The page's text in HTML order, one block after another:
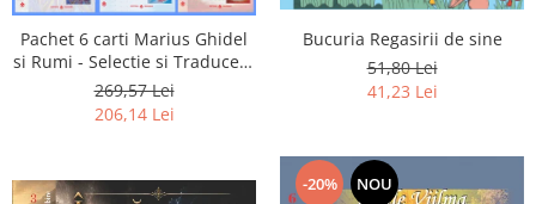
Pachet 6 carti Marius Ghidel
si Rumi - Selectie si Traducere
de Marius Ghidel
269,57 Lei
206,14 Lei
Bucuria Regasirii de sine
51,80 Lei
41,23 Lei
-20% NOU